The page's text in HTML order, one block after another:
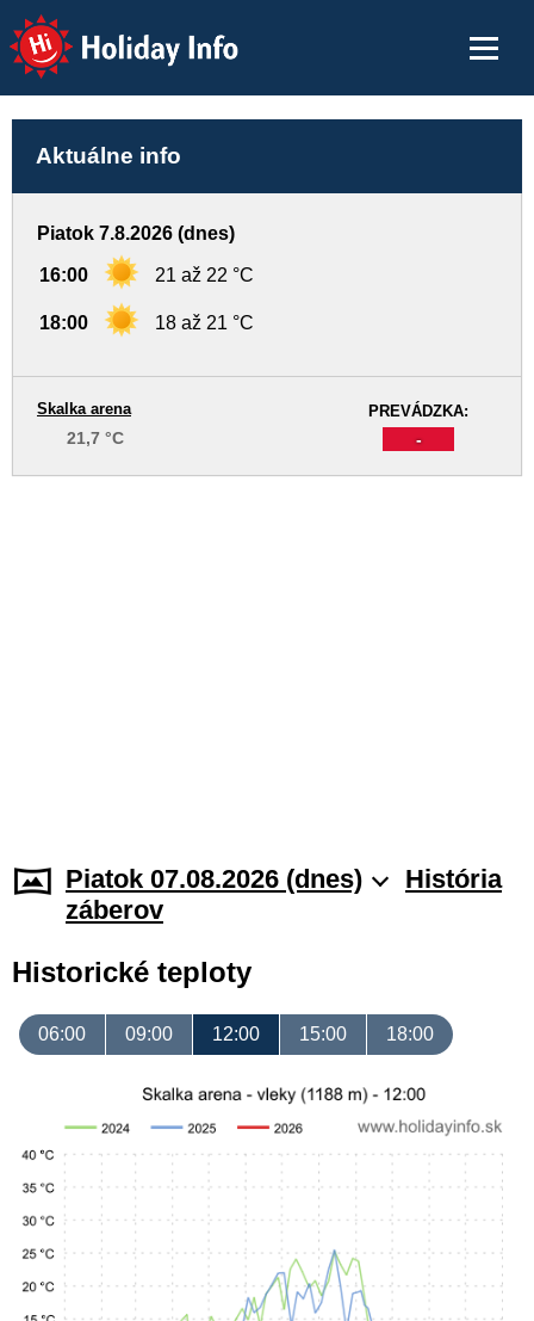
Holiday Info
Aktuálne info
Piatok 7.8.2026 (dnes)
16:00 21 až 22 °C
18:00 18 až 21 °C
PREVÁDZKA:
-
Skalka arena
21,7 °C
Piatok 07.08.2026 (dnes)
História
záberov
Historické teploty
06:00 09:00 12:00 15:00 18:00